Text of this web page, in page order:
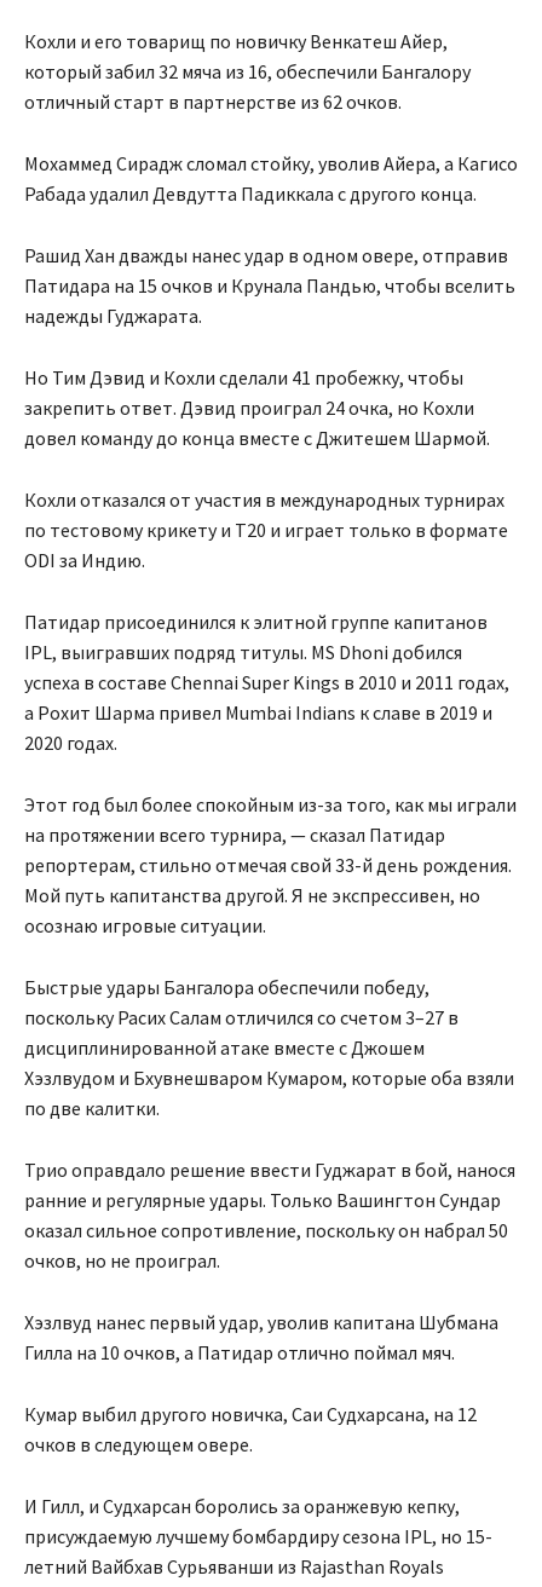
Кохли и его товарищ по новичку Венкатеш Айер,
который забил 32 мяча из 16, обеспечили Бангалору
отличный старт в партнерстве из 62 очков.
Мохаммед Сирадж сломал стойку, уволив Айера, а Кагисо
Рабада удалил Девдутта Падиккала с другого конца.
Рашид Хан дважды нанес удар в одном овере, отправив
Патидара на 15 очков и Крунала Пандью, чтобы вселить
надежды Гуджарата.
Но Тим Дэвид и Кохли сделали 41 пробежку, чтобы
закрепить ответ. Дэвид проиграл 24 очка, но Кохли
довел команду до конца вместе с Джитешем Шармой.
Кохли отказался от участия в международных турнирах
по тестовому крикету и T20 и играет только в формате
ODI за Индию.
Патидар присоединился к элитной группе капитанов
IPL, выигравших подряд титулы. MS Dhoni добился
успеха в составе Chennai Super Kings в 2010 и 2011 годах,
а Рохит Шарма привел Mumbai Indians к славе в 2019 и
2020 годах.
Этот год был более спокойным из-за того, как мы играли
на протяжении всего турнира, — сказал Патидар
репортерам, стильно отмечая свой 33-й день рождения.
Мой путь капитанства другой. Я не экспрессивен, но
осознаю игровые ситуации.
Быстрые удары Бангалора обеспечили победу,
поскольку Расих Салам отличился со счетом 3–27 в
дисциплинированной атаке вместе с Джошем
Хэзлвудом и Бхувнешваром Кумаром, которые оба взяли
по две калитки.
Трио оправдало решение ввести Гуджарат в бой, нанося
ранние и регулярные удары. Только Вашингтон Сундар
оказал сильное сопротивление, поскольку он набрал 50
очков, но не проиграл.
Хэзлвуд нанес первый удар, уволив капитана Шубмана
Гилла на 10 очков, а Патидар отлично поймал мяч.
Кумар выбил другого новичка, Саи Судхарсана, на 12
очков в следующем овере.
И Гилл, и Судхарсан боролись за оранжевую кепку,
присуждаемую лучшему бомбардиру сезона IPL, но 15-
летний Вайбхав Сурьяванши из Rajasthan Royals